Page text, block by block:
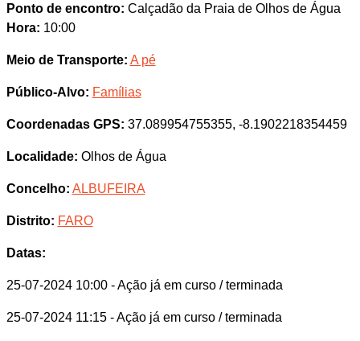
Ponto de encontro: Calçadão da Praia de Olhos de Água
Hora: 10:00
Meio de Transporte: A pé
Público-Alvo: Famílias
Coordenadas GPS: 37.089954755355, -8.1902218354459
Localidade: Olhos de Água
Concelho: ALBUFEIRA
Distrito: FARO
Datas:
25-07-2024 10:00 - Ação já em curso / terminada
25-07-2024 11:15 - Ação já em curso / terminada